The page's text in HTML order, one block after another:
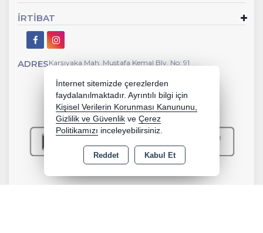
İRTİBAT
ADRESKarşıyaka Mah. Mustafa Kemal Blv. No: 91
Copyright 2026 e-zeytinyagcim.com - Tüm hakları saklıdır.
İnternet sitemizde çerezlerden
faydalanılmaktadır. Ayrıntılı bilgi için
Kişisel Verilerin Korunması Kanununu,
Gizlilik ve Güvenlik ve Çerez
Politikamızı inceleyebilirsiniz.
Reddet Kabul Et